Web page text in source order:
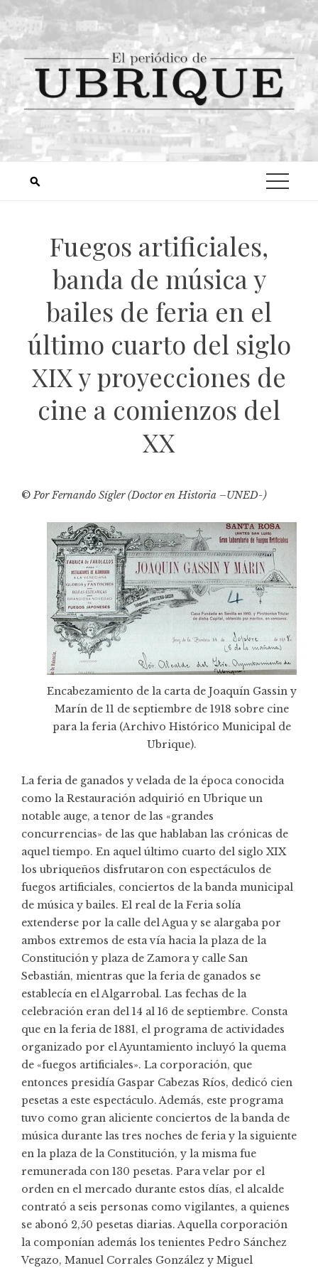
Fuegos artificiales,
banda de música y
bailes de feria en el
último cuarto del siglo
XIX y proyecciones de
cine a comienzos del
XX
© Por Fernando Sígler (Doctor en Historia –UNED-)
Encabezamiento de la carta de Joaquín Gassin y
Marín de 11 de septiembre de 1918 sobre cine
para la feria (Archivo Histórico Municipal de
Ubrique).
La feria de ganados y velada de la época conocida
como la Restauración adquirió en Ubrique un
notable auge, a tenor de las «grandes
concurrencias» de las que hablaban las crónicas de
aquel tiempo. En aquel último cuarto del siglo XIX
los ubriqueños disfrutaron con espectáculos de
fuegos artificiales, conciertos de la banda municipal
de música y bailes. El real de la Feria solía
extenderse por la calle del Agua y se alargaba por
ambos extremos de esta vía hacia la plaza de la
Constitución y plaza de Zamora y calle San
Sebastián, mientras que la feria de ganados se
establecía en el Algarrobal. Las fechas de la
celebración eran del 14 al 16 de septiembre. Consta
que en la feria de 1881, el programa de actividades
organizado por el Ayuntamiento incluyó la quema
de «fuegos artificiales». La corporación, que
entonces presidía Gaspar Cabezas Ríos, dedicó cien
pesetas a este espectáculo. Además, este programa
tuvo como gran aliciente conciertos de la banda de
música durante las tres noches de feria y la siguiente
en la plaza de la Constitución, y la misma fue
remunerada con 130 pesetas. Para velar por el
orden en el mercado durante estos días, el alcalde
contrató a seis personas como vigilantes, a quienes
se abonó 2,50 pesetas diarias. Aquella corporación
la componían además los tenientes Pedro Sánchez
Vegazo, Manuel Corrales González y Miguel